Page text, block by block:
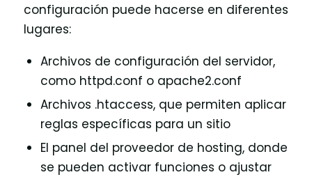
configuración puede hacerse en diferentes
lugares:
Archivos de configuración del servidor,
como httpd.conf o apache2.conf
Archivos .htaccess, que permiten aplicar
reglas específicas para un sitio
El panel del proveedor de hosting, donde
se pueden activar funciones o ajustar